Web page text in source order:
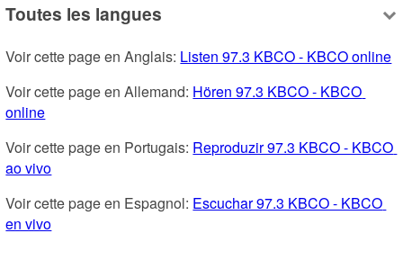
Toutes les langues
Voir cette page en Anglais: Listen 97.3 KBCO - KBCO online
Voir cette page en Allemand: Hören 97.3 KBCO - KBCO
online
Voir cette page en Portugais: Reproduzir 97.3 KBCO - KBCO
ao vivo
Voir cette page en Espagnol: Escuchar 97.3 KBCO - KBCO
en vivo